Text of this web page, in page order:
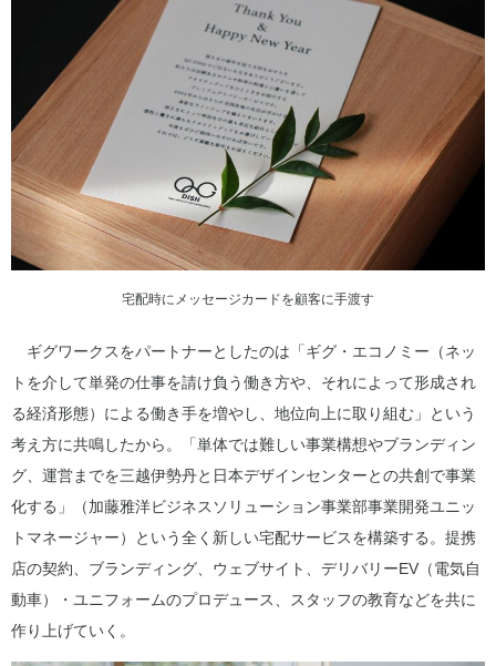
宅配時にメッセージカードを顧客に手渡す
ギグワークスをパートナーとしたのは「ギグ・エコノミー（ネッ
トを介して単発の仕事を請け負う働き方や、それによって形成され
る経済形態）による働き手を増やし、地位向上に取り組む」という
考え方に共鳴したから。「単体では難しい事業構想やブランディン
グ、運営までを三越伊勢丹と日本デザインセンターとの共創で事業
化する」（加藤雅洋ビジネスソリューション事業部事業開発ユニッ
トマネージャー）という全く新しい宅配サービスを構築する。提携
店の契約、ブランディング、ウェブサイト、デリバリーEV（電気自
動車）・ユニフォームのプロデュース、スタッフの教育などを共に
作り上げていく。